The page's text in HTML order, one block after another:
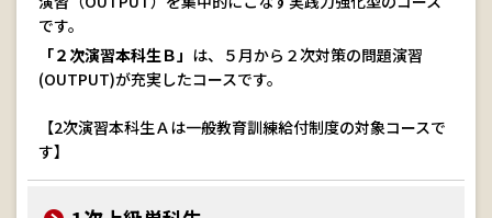
です。
「２次演習本科生Ｂ」 は、５月から２次対策の問題演習
(OUTPUT)が充実したコースです。
【2次演習本科生Ａは一般教育訓練給付制度の対象コースで
す】